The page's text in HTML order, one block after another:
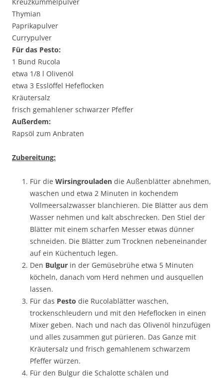
Thymian
Paprikapulver
Currypulver
Für das Pesto:
1 Bund Rucola
etwa 1/8 l Olivenöl
etwa 3 Esslöffel Hefeflocken
Kräutersalz
frisch gemahlener schwarzer Pfeffer
Außerdem:
Rapsöl zum Anbraten
Zubereitung:
Für die Wirsingrouladen die Außenblätter abnehmen,
waschen und etwa 2 Minuten in kochendem
Vollmeersalzwasser blanchieren. Die Blätter aus dem
Wasser nehmen und kalt abschrecken. Den Stiel der
Blätter mit einem scharfen Messer etwas dünner
schneiden. Die Blätter zum Trocknen nebeneinander
auf ein Küchentuch legen.
Den Bulgur in der Gemüsebrühe etwa 5 Minuten
köcheln, danach vom Herd nehmen und ausquellen
lassen.
Für das Pesto die Rucolablätter waschen,
trockenschleudern und mit den Hefeflocken in einen
Mixer geben. Nach und nach das Olivenöl hinzufügen
und alles zusammen gut pürieren. Das Ganze mit
Kräutersalz und frisch gemahlenem schwarzem
Pfeffer würzen.
Für den Bulgur die Schalotte schälen und